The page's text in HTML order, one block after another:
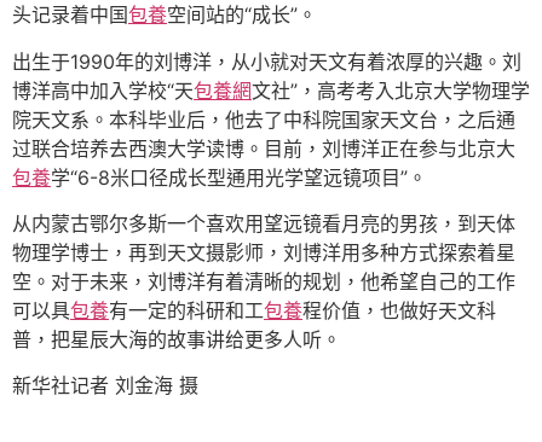
头记录着中国包養空间站的“成长”。
出生于1990年的刘博洋，从小就对天文有着浓厚的兴趣。刘
博洋高中加入学校“天包養網文社”，高考考入北京大学物理学
院天文系。本科毕业后，他去了中科院国家天文台，之后通
过联合培养去西澳大学读博。目前，刘博洋正在参与北京大
包養学“6-8米口径成长型通用光学望远镜项目”。
从内蒙古鄂尔多斯一个喜欢用望远镜看月亮的男孩，到天体
物理学博士，再到天文摄影师，刘博洋用多种方式探索着星
空。对于未来，刘博洋有着清晰的规划，他希望自己的工作
可以具包養有一定的科研和工包養程价值，也做好天文科
普，把星辰大海的故事讲给更多人听。
新华社记者 刘金海 摄